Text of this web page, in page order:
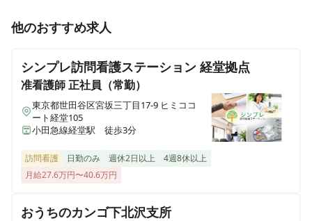
正看護師 正社員（常勤）
【緩和・認知症ケアに注力】「あなたの暮らしの支え
ーションです🦉
他のおすすめ求人
シンプレ訪問看護ステーション 経堂拠点
准看護師正社員（常勤）
東京都世田谷区宮坂三丁目17-9 ヒミココ
ート経堂105
小田急線経堂駅 徒歩3分
訪問看護 日勤のみ 週休2日以上
4週8休以上
月給27.6万円〜40.6万円
おうちのカンゴ下北沢支所